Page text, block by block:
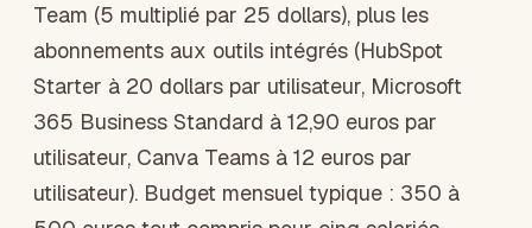
Team (5 multiplié par 25 dollars), plus les
abonnements aux outils intégrés (HubSpot
Starter à 20 dollars par utilisateur, Microsoft
365 Business Standard à 12,90 euros par
utilisateur, Canva Teams à 12 euros par
utilisateur). Budget mensuel typique : 350 à